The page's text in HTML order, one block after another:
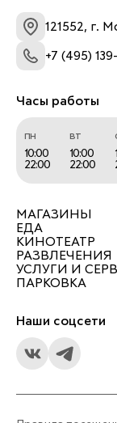
121552, г.
+7 (495)
Часы работы
пн
10:00
22:00
вт
10:00
22:00
МАГАЗИНЫ
ЕДА
КИНОТЕАТР
РАЗВЛЕЧЕНИЯ
УСЛУГИ И
ПАРКОВКА
Наши соцсети